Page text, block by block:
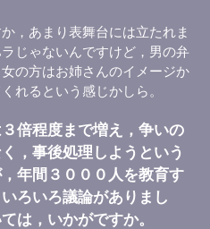
，あまり表舞台には立たれま
じゃないんですけど，男の弁
の方はお姉さんのイメージか
れるという感じかしら。
倍程度まで増え，争いの
，事後処理しようという
年間３０００人を教育す
ろいろ議論がありまし
は，いかがですか。